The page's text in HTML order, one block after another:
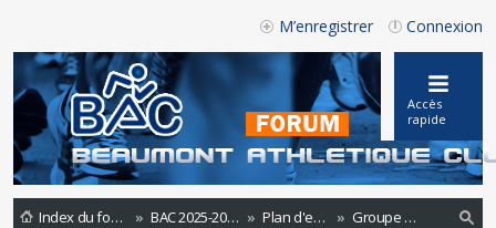
Connexion
M’enregistrer
Accès
rapide
Index du forum BAC 2025-2026 Plan d'entraînements 2024-2025
Groupe Loisirs